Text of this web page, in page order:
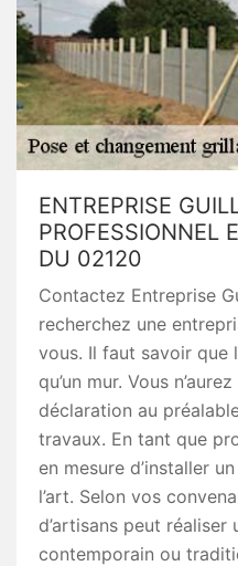
ENTREPRISE
PROFESSIONNEL
DU 02120
Contactez Entreprise
recherchez une
vous. Il faut savoir que
qu’un mur. Vous
déclaration au
travaux. En tant que
en mesure d’installer
l’art. Selon vos
d’artisans peut réaliser
contemporain ou